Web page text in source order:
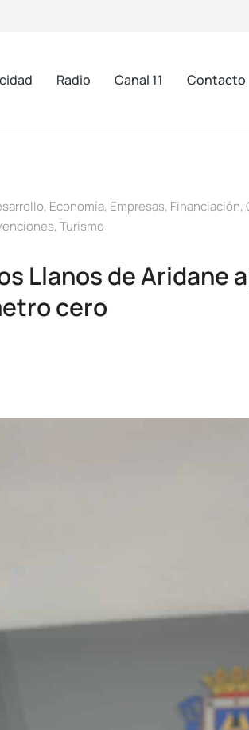
Radio Canal 11 Contacto
, Economía, Empresas, Financiación,
, Turismo
Llanos de Aridane
cero